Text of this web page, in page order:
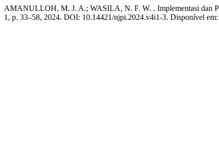
AMANULLOH, M. J. A.; WASILA, N. F. W. . Implementasi dan
1, p. 33–58, 2024. DOI: 10.14421/njpi.2024.v4i1-3. Disponível